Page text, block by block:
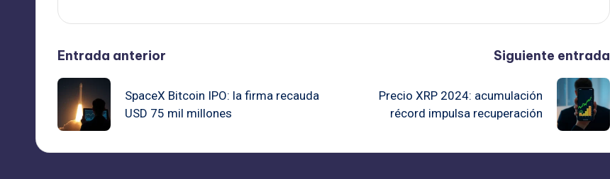
Navegación
de
entradas
Entrada anterior
SpaceX Bitcoin IPO: la firma recauda
USD 75 mil millones
Siguiente entrada
Precio XRP 2024: acumulación
récord impulsa recuperación